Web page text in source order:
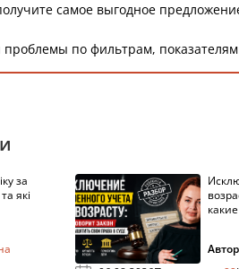
самое выгодное
по фильтрам,
за
які